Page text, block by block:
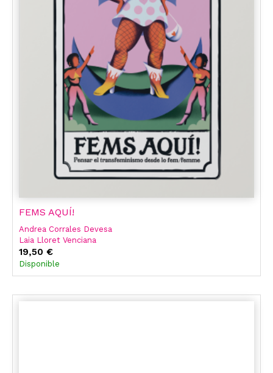
FEMS AQUÍ!
Andrea Corrales Devesa
Laia Lloret Venciana
19,50 €
Disponible